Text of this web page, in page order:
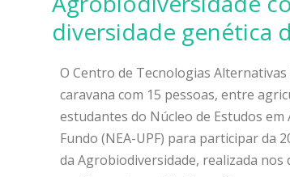
diversidade genética
O Centro de Tecnologias
caravana com 15 pessoas, entre
estudantes do Núcleo de Estudos
Fundo (NEA-UPF) para participar da
da Agrobiodiversidade, realizada nos